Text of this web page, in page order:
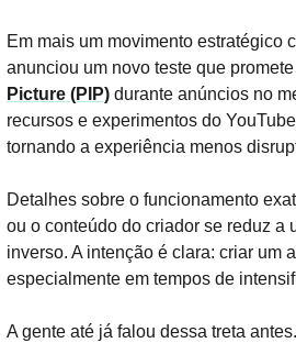
Em mais um movimento estratégico
anunciou um novo teste que
Picture (PIP) durante anúncios no
recursos e experimentos do
tornando a experiência menos
Detalhes sobre o funcionamento
ou o conteúdo do criador se reduz a
inverso. A intenção é clara: criar um
especialmente em tempos de
A gente até já falou dessa treta